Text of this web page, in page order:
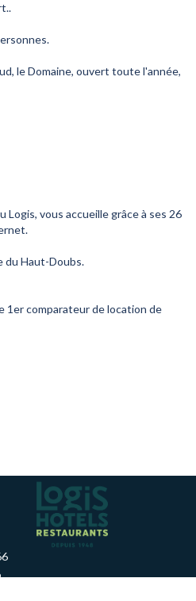
le Domaine, ouvert toute l'année,
Logis, vous accueille grâce à ses 26
du Haut-Doubs.
1er comparateur de location de